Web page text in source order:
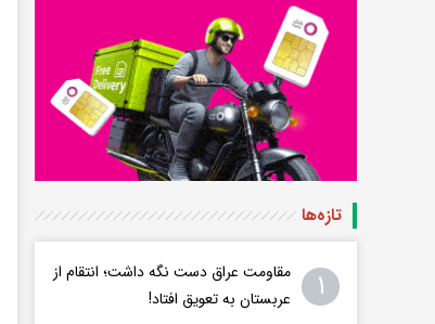
تازه‌ها
۱
مقاومت عراق دست نگه داشت؛ انتقام از
عربستان به تعویق افتاد!